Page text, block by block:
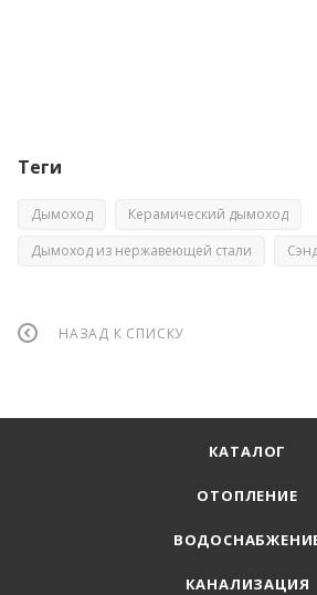
Теги
Дымоход
Керамический дымоход
Дымоход из нержавеющей стали
НАЗАД К СПИСКУ
КАТАЛОГ
ОТОПЛЕНИЕ
КАНАЛИЗАЦИЯ